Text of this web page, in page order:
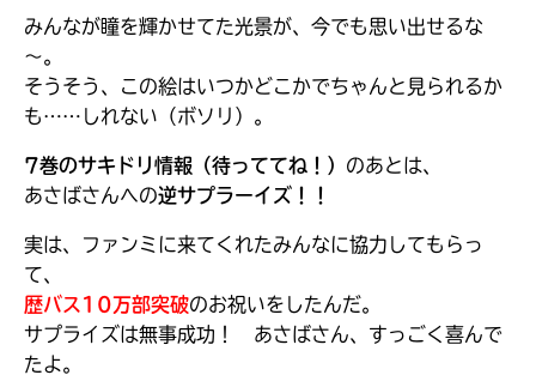
みんなが瞳を輝かせてた光景が、今でも思い出せるな
～。
そうそう、この絵はいつかどこかでちゃんと見られるか
も……しれない（ボソリ）。
7巻のサキドリ情報（待っててね！） のあとは、
あさばさんへの逆サプラーイズ！！
実は、ファンミに来てくれたみんなに協力してもらっ
て、
歴バス10万部突破のお祝いをしたんだ。
サプライズは無事成功！ あさばさん、すっごく喜んで
たよ。
い
い
え
あ
で、
も
う
一
確
認